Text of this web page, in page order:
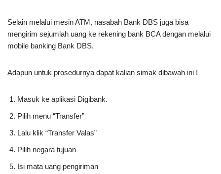
Selain melalui mesin ATM, nasabah Bank DBS juga bisa
mengirim sejumlah uang ke rekening bank BCA dengan melalui
mobile banking Bank DBS.
Adapun untuk prosedurnya dapat kalian simak dibawah ini !
Masuk ke aplikasi Digibank.
Pilih menu “Transfer”
Lalu klik “Transfer Valas”
Pilih negara tujuan
Isi mata uang pengiriman